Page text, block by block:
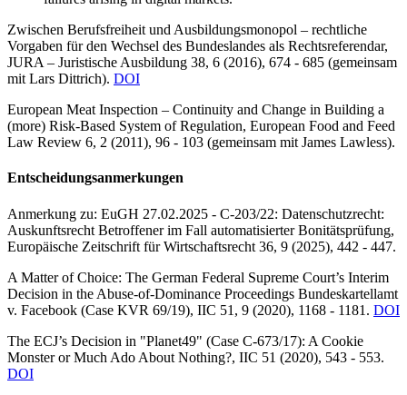
Zwischen Berufsfreiheit und Ausbildungsmonopol – rechtliche
Vorgaben für den Wechsel des Bundeslandes als Rechtsreferendar,
JURA – Juristische Ausbildung 38, 6 (2016), 674 - 685 (gemeinsam
mit Lars Dittrich). DOI
European Meat Inspection – Continuity and Change in Building a
(more) Risk-Based System of Regulation, European Food and Feed
Law Review 6, 2 (2011), 96 - 103 (gemeinsam mit James Lawless).
Entscheidungsanmerkungen
Anmerkung zu: EuGH 27.02.2025 - C-203/22: Datenschutzrecht:
Auskunftsrecht Betroffener im Fall automatisierter Bonitätsprüfung,
Europäische Zeitschrift für Wirtschaftsrecht 36, 9 (2025), 442 - 447.
A Matter of Choice: The German Federal Supreme Court’s Interim
Decision in the Abuse-of-Dominance Proceedings Bundeskartellamt
v. Facebook (Case KVR 69/19), IIC 51, 9 (2020), 1168 - 1181. DOI
The ECJ’s Decision in "Planet49" (Case C-673/17): A Cookie
Monster or Much Ado About Nothing?, IIC 51 (2020), 543 - 553.
DOI